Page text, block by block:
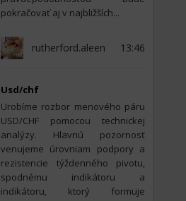
pokračovať aj v najbližších...
rutherford.aleen 13:46
Usd/chf
Urobíme rozbor menového páru
USD/CHF pomocou technickej
analýzy. Hlavnú pozornosť
venujeme úrovniam podpory a
rezistencie týždenného pivotu,
spodnému indikátoru a
indikátoru, ktorý formuje